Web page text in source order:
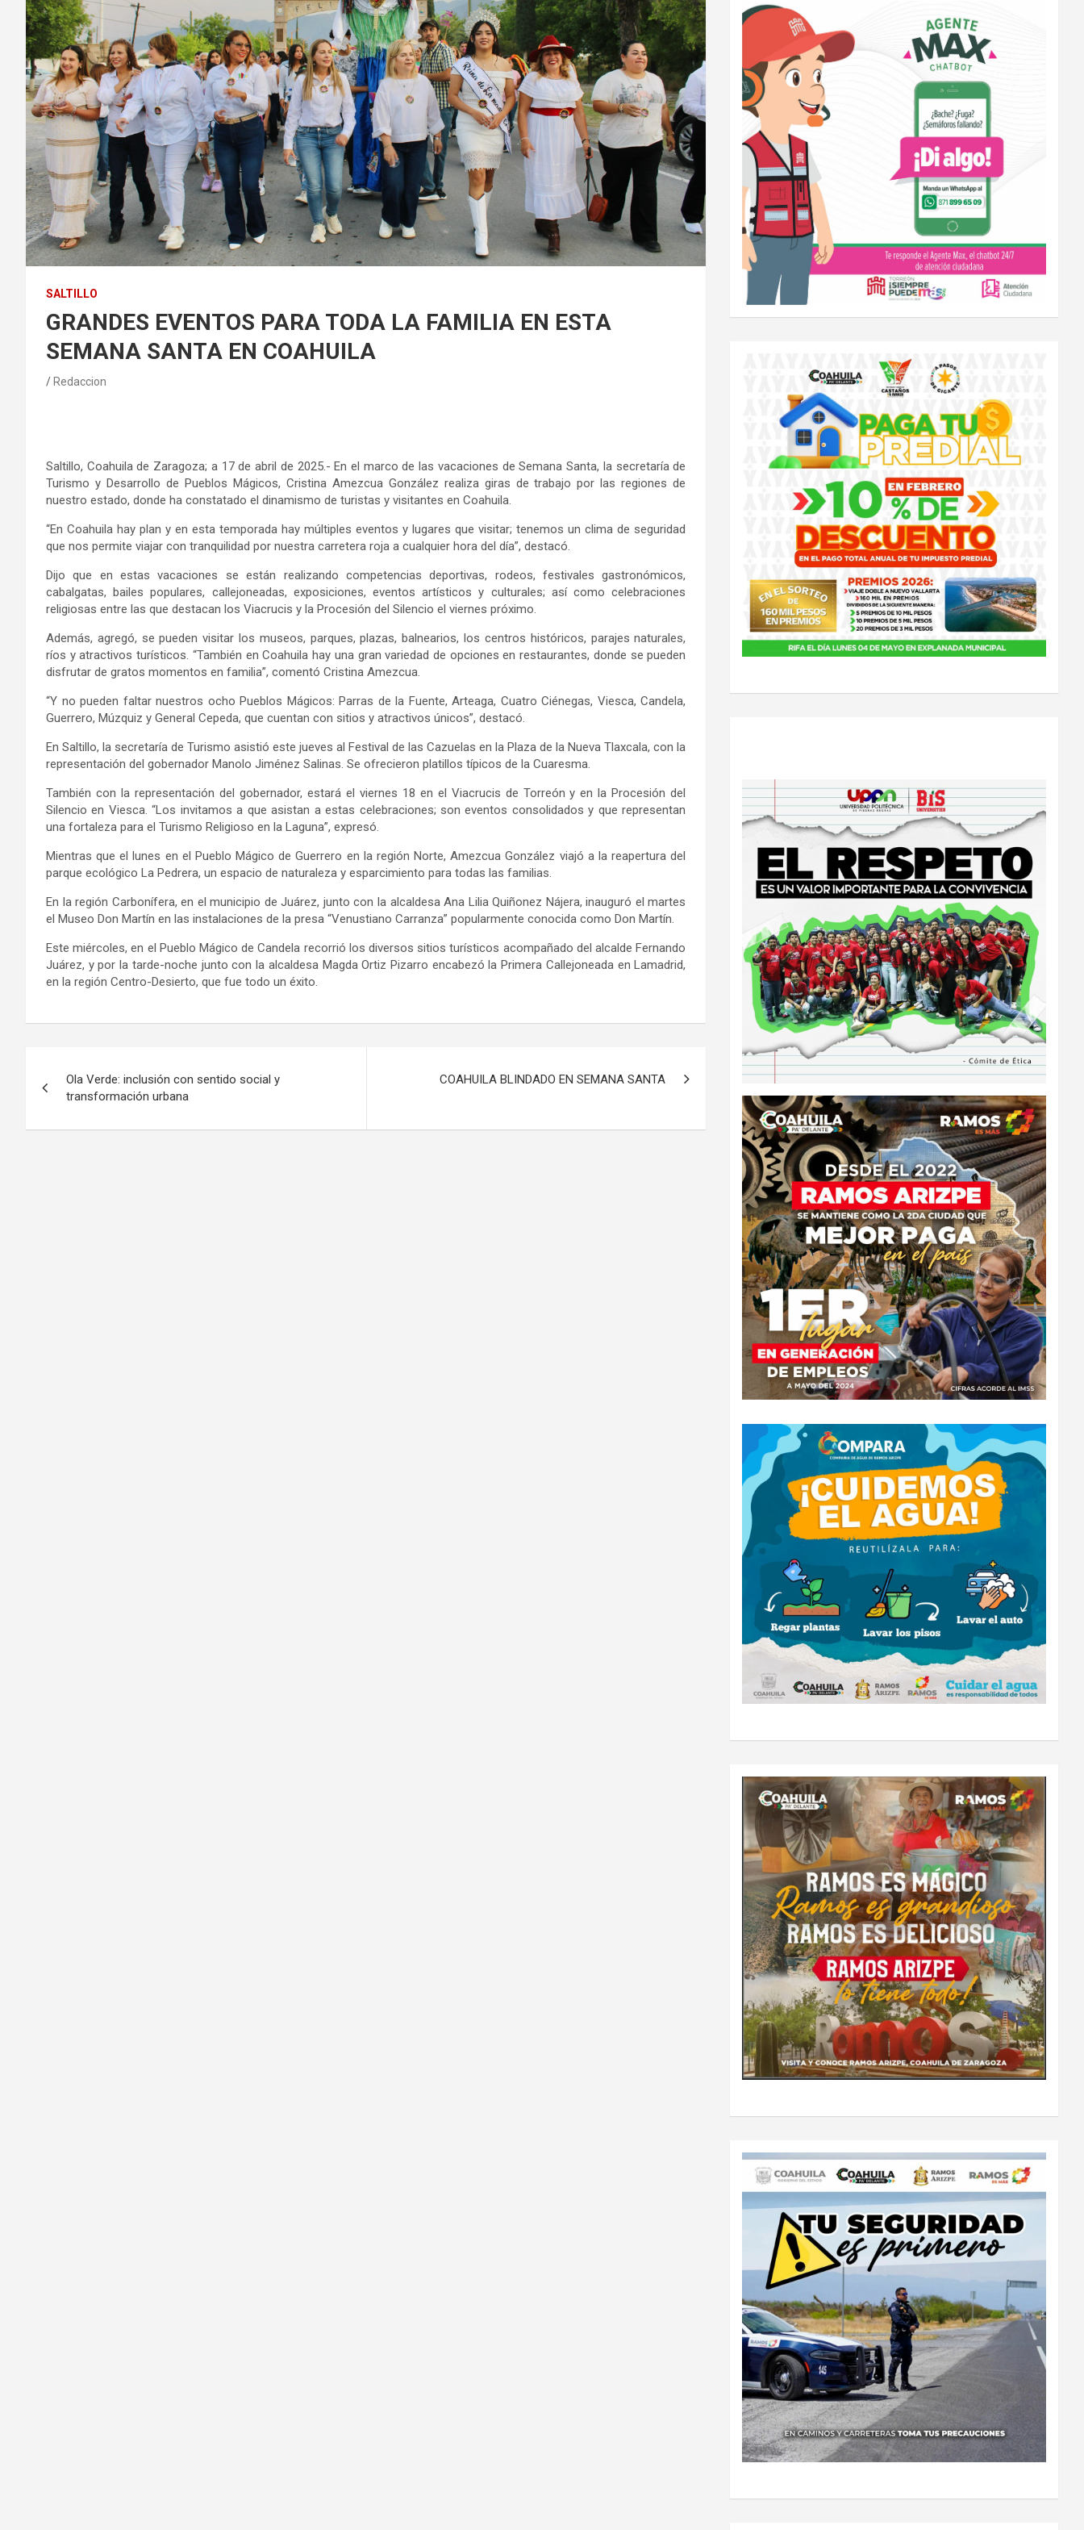
SALTILLO
GRANDES EVENTOS PARA TODA LA FAMILIA EN ESTA
SEMANA SANTA EN COAHUILA
Redaccion
Saltillo, Coahuila de Zaragoza; a 17 de abril de 2025.- En el marco de las vacaciones de Semana Santa, la secretaría de
Turismo y Desarrollo de Pueblos Mágicos, Cristina Amezcua González realiza giras de trabajo por las regiones de
nuestro estado, donde ha constatado el dinamismo de turistas y visitantes en Coahuila.
“En Coahuila hay plan y en esta temporada hay múltiples eventos y lugares que visitar; tenemos un clima de seguridad
que nos permite viajar con tranquilidad por nuestra carretera roja a cualquier hora del día”, destacó.
Dijo que en estas vacaciones se están realizando competencias deportivas, rodeos, festivales gastronómicos,
cabalgatas, bailes populares, callejoneadas, exposiciones, eventos artísticos y culturales; así como celebraciones
religiosas entre las que destacan los Viacrucis y la Procesión del Silencio el viernes próximo.
Además, agregó, se pueden visitar los museos, parques, plazas, balnearios, los centros históricos, parajes naturales,
ríos y atractivos turísticos. “También en Coahuila hay una gran variedad de opciones en restaurantes, donde se pueden
disfrutar de gratos momentos en familia”, comentó Cristina Amezcua.
“Y no pueden faltar nuestros ocho Pueblos Mágicos: Parras de la Fuente, Arteaga, Cuatro Ciénegas, Viesca, Candela,
Guerrero, Múzquiz y General Cepeda, que cuentan con sitios y atractivos únicos”, destacó.
En Saltillo, la secretaría de Turismo asistió este jueves al Festival de las Cazuelas en la Plaza de la Nueva Tlaxcala, con la
representación del gobernador Manolo Jiménez Salinas. Se ofrecieron platillos típicos de la Cuaresma.
También con la representación del gobernador, estará el viernes 18 en el Viacrucis de Torreón y en la Procesión del
Silencio en Viesca. “Los invitamos a que asistan a estas celebraciones; son eventos consolidados y que representan
una fortaleza para el Turismo Religioso en la Laguna”, expresó.
Mientras que el lunes en el Pueblo Mágico de Guerrero en la región Norte, Amezcua González viajó a la reapertura del
parque ecológico La Pedrera, un espacio de naturaleza y esparcimiento para todas las familias.
En la región Carbonífera, en el municipio de Juárez, junto con la alcaldesa Ana Lilia Quiñonez Nájera, inauguró el martes
el Museo Don Martín en las instalaciones de la presa “Venustiano Carranza” popularmente conocida como Don Martín.
Este miércoles, en el Pueblo Mágico de Candela recorrió los diversos sitios turísticos acompañado del alcalde Fernando
Juárez, y por la tarde-noche junto con la alcaldesa Magda Ortiz Pizarro encabezó la Primera Callejoneada en Lamadrid,
en la región Centro-Desierto, que fue todo un éxito.
de
entradas
Ola Verde: inclusión con sentido social y
transformación urbana
COAHUILA BLINDADO EN SEMANA SANTA